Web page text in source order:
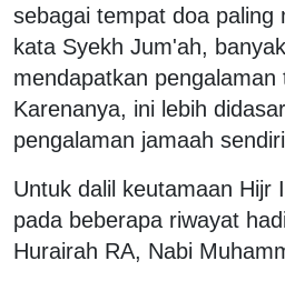
sebagai tempat doa paling
kata Syekh Jum'ah,
mendapatkan pengalaman
Karenanya, ini lebih
pengalaman jamaah
Untuk dalil keutamaan Hijr
pada beberapa riwayat
Hurairah RA, Nabi